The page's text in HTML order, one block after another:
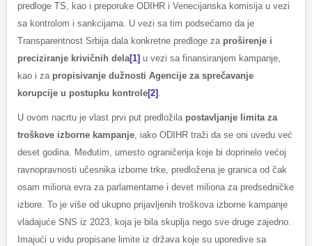
predloge TS, kao i preporuke ODIHR i Venecijanska komisija u vezi
sa kontrolom i sankcijama. U vezi sa tim podsećamo da je
Transparentnost Srbija dala konkretne predloge za proširenje i
preciziranje krivičnih dela[1] u vezi sa finansiranjem kampanje,
kao i za propisivanje dužnosti Agencije za sprečavanje
korupcije u postupku kontrole[2] .
U ovom nacrtu je vlast prvi put predložila postavljanje limita za
troškove izborne kampanje, iako ODIHR traži da se oni uvedu već
deset godina. Međutim, umesto ograničenja koje bi doprinelo većoj
ravnopravnosti učesnika izborne trke, predložena je granica od čak
osam miliona evra za parlamentarne i devet miliona za predsedničke
izbore. To je više od ukupno prijavljenih troškova izborne kampanje
vladajuće SNS iz 2023, koja je bila skuplja nego sve druge zajedno.
Imajući u vidu propisane limite iz država koje su uporedive sa